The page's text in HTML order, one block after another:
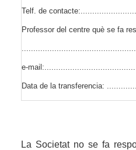
Telf. de
Professor del centre què se fa
e-
Data de la transferencia:
La Societat no se fa